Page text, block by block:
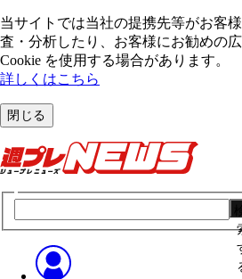
当サイトでは当社の提携先等がお客
査・分析したり、お客様にお勧めの
Cookie を使⽤する場合があります。
詳しくはこちら
閉じる